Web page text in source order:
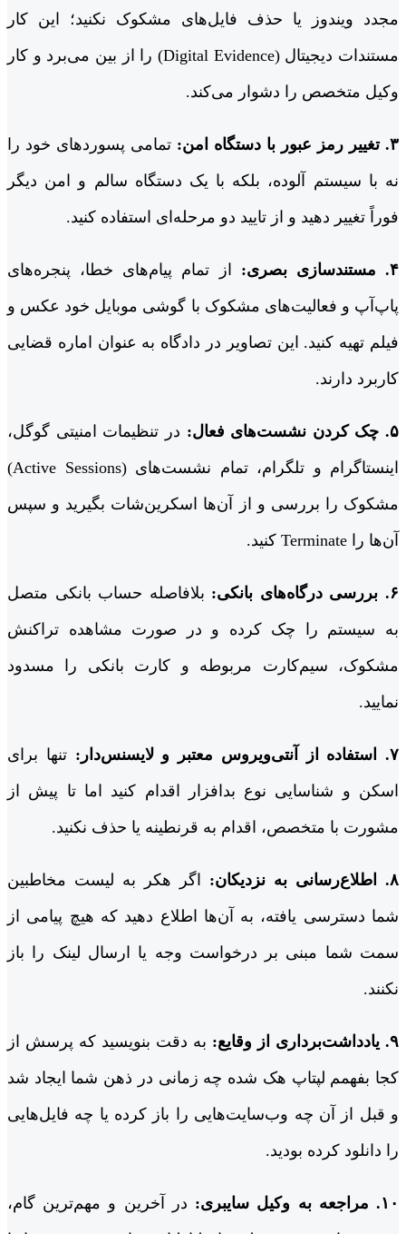
مجدد ویندوز یا حذف فایل‌های مشکوک نکنید؛ این کار
مستندات دیجیتال (Digital Evidence) را از بین می‌برد و کار
وکیل متخصص را دشوار می‌کند.
۳. تغییر رمز عبور با دستگاه امن:
تمامی پسوردهای خود را
نه با سیستم آلوده، بلکه با یک دستگاه سالم و امن دیگر
فوراً تغییر دهید و از تایید دو مرحله‌ای استفاده کنید.
۴. مستندسازی بصری:
از تمام پیام‌های خطا، پنجره‌های
پاپ‌آپ و فعالیت‌های مشکوک با گوشی موبایل خود عکس و
فیلم تهیه کنید. این تصاویر در دادگاه به عنوان اماره قضایی
کاربرد دارند.
۵. چک کردن نشست‌های فعال:
در تنظیمات امنیتی گوگل،
اینستاگرام و تلگرام، تمام نشست‌های (Active Sessions)
مشکوک را بررسی و از آن‌ها اسکرین‌شات بگیرید و سپس
آن‌ها را Terminate کنید.
۶. بررسی درگاه‌های بانکی:
بلافاصله حساب بانکی متصل
به سیستم را چک کرده و در صورت مشاهده تراکنش
مشکوک، سیم‌کارت مربوطه و کارت بانکی را مسدود
نمایید.
۷. استفاده از آنتی‌ویروس معتبر و لایسنس‌دار:
تنها برای
اسکن و شناسایی نوع بدافزار اقدام کنید اما تا پیش از
مشورت با متخصص، اقدام به قرنطینه یا حذف نکنید.
۸. اطلاع‌رسانی به نزدیکان:
اگر هکر به لیست مخاطبین
شما دسترسی یافته، به آن‌ها اطلاع دهید که هیچ پیامی از
سمت شما مبنی بر درخواست وجه یا ارسال لینک را باز
نکنند.
۹. یادداشت‌برداری از وقایع:
به دقت بنویسید که پرسش از
کجا بفهمم لپتاپ هک شده چه زمانی در ذهن شما ایجاد شد
و قبل از آن چه وب‌سایت‌هایی را باز کرده یا چه فایل‌هایی
را دانلود کرده بودید.
۱۰. مراجعه به وکیل سایبری:
در آخرین و مهم‌ترین گام،